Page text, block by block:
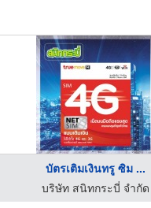
บัตรเติมเงินทรู ซิม ...
บริษัท สนิทกระบี่ จำกัด